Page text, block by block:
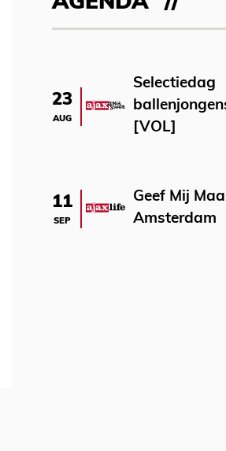
23
AUG
Selectiedag
[VOL]
11
SEP
Geef Mij
Amsterdam